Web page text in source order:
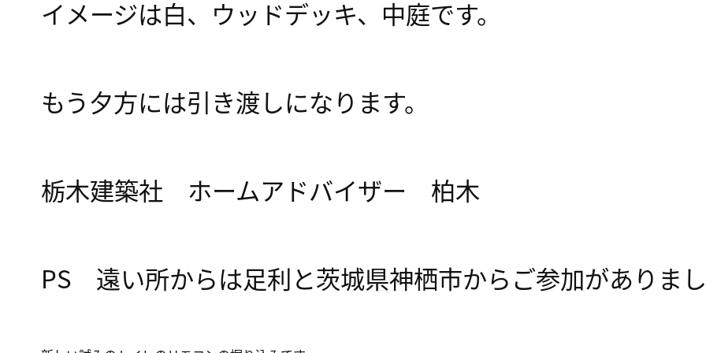
イメージは白、ウッドデッキ、中庭です。
もう夕方には引き渡しになります。
栃木建築社 ホームアドバイザー 柏木
PS 遠い所からは足利と茨城県神栖市からご参加がありま